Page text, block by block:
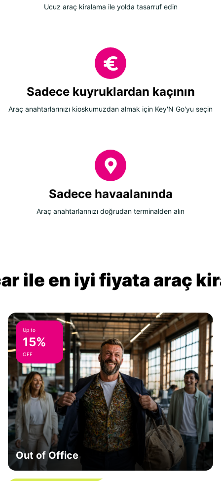
Ucuz araç kiralama ile yolda tasarruf edin
Sadece kuyruklardan kaçının
Araç anahtarlarınızı kioskumuzdan almak için Key'N Go'yu seçin
Sadece havaalanında
Araç anahtarlarınızı doğrudan terminalden alın
ile en iyi fiyata araç
Up to
15%
OFF
Out of Office